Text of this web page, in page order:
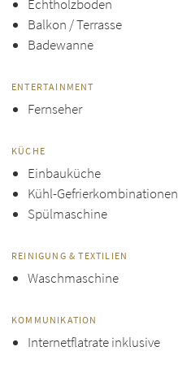
Echtholzboden
Balkon / Terrasse
Badewanne
ENTERTAINMENT
Fernseher
KÜCHE
Einbauküche
Kühl-Gefrierkombinationen
Spülmaschine
REINIGUNG & TEXTILIEN
Waschmaschine
KOMMUNIKATION
Internetflatrate inklusive